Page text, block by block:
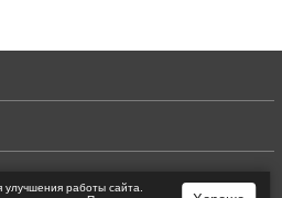
работы сайта.